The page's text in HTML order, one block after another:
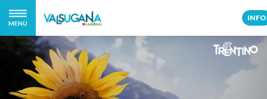
MENÙ
INFO